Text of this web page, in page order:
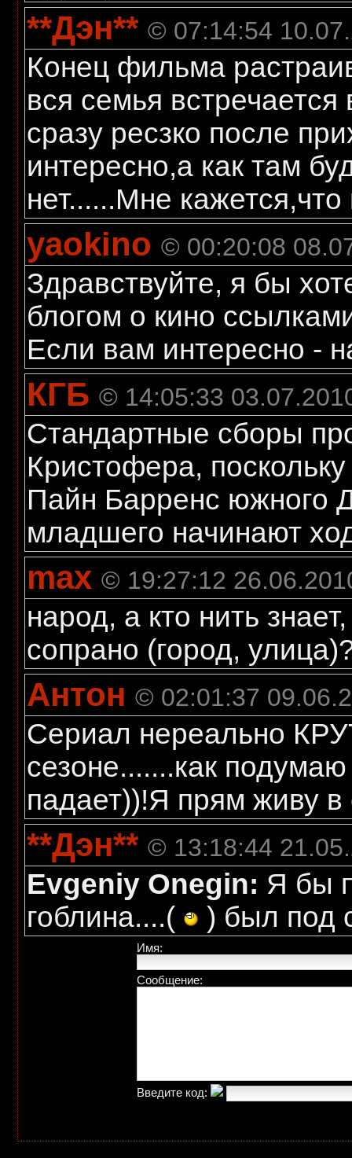
**Дэн** © 07:14:54
Конец фильма
вся семья
сразу ресзко после
интересно,а как там
нет......Мне
yaokino © 00:20:08
Здравствуйте, я бы
блогом о кино
Если вам интересно -
КГБ © 14:05:33
Стандартные сборы
Кристофера,
Пайн Барренс южного
младшего начинают
max © 19:27:12
народ, а кто нить
сопрано (город,
Антон © 02:01:37
Сериал нереально
сезоне.......как
падает))!Я прям живу
**Дэн** © 13:18:44
Evgeniy Onegin: Я бы
гоблина....(
) был под
Имя:
Сообщение:
Введите код: